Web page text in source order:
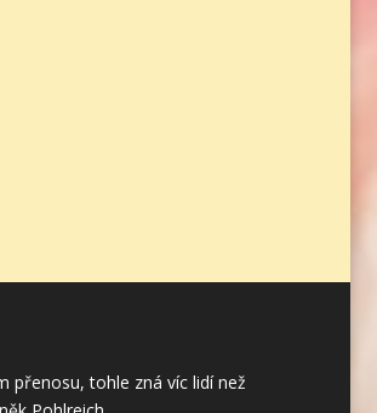
přenosu, tohle zná víc lidí než